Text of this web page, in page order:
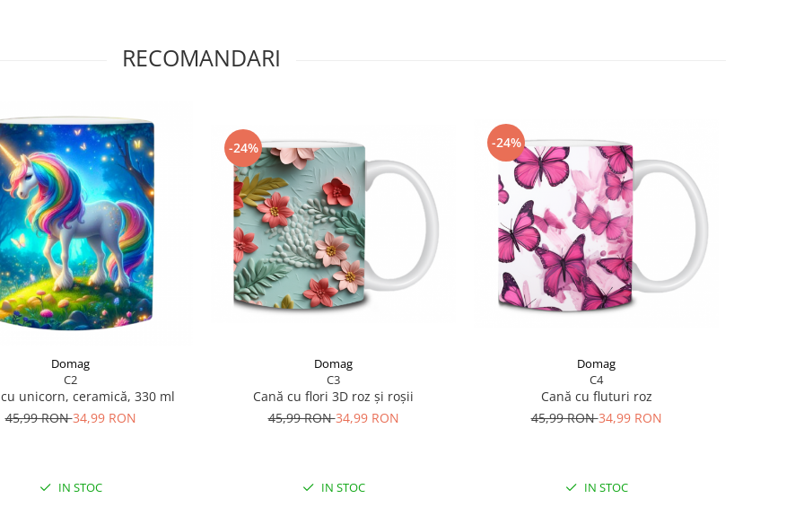
RECOMANDARI
Domag
C2
unicorn, ceramică, 330 ml
45,99 RON34,99 RON
IN STOC
-24%
Domag
C3
Cană cu flori 3D roz și roșii
45,99 RON34,99 RON
IN STOC
-24%
Domag
C4
Cană cu fluturi roz
45,99 RON34,99 RON
IN STOC